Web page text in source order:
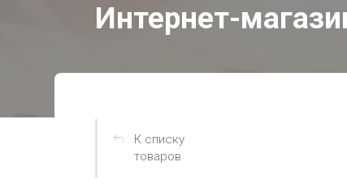
Интернет-
К списку
товаров